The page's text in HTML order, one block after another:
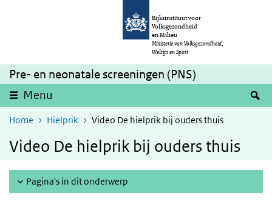
Overslaan en naar de inhoud gaan
Rijksinstituut voor
Volksgezondheid
en Milieu
Ministerie van Volksgezondheid,
Welzijn en Sport
Pre- en neonatale screeningen (PNS)
Menu
Home Hielprik Video De hielprik bij ouders thuis
Video De hielprik bij ouders thuis
Pagina's in dit onderwerp